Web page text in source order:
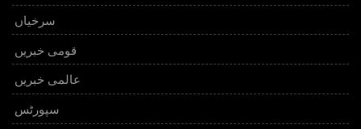
سرخیاں
قومی خبریں
عالمی خبریں
سپورٹس